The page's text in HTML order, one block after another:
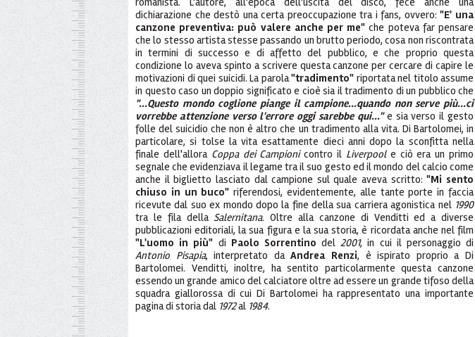
dichiarazione che destò una certa preoccupazione tra i fans, ovvero:"E' una
canzone preventiva: può valere anche per me" che poteva far pensare
che lo stesso artista stesse passando un brutto periodo, cosa non riscontrata
in termini di successo e di affetto del pubblico, e che proprio questa
condizione lo aveva spinto a scrivere questa canzone per cercare di capire le
motivazioni di quei suicidi. La parola"tradimento" riportata nel titolo assume
in questo caso un doppio significato e cioè sia il tradimento di un pubblico che
"...Questo mondo coglione piange il campione...quando non serve più...ci
vorrebbe attenzione verso l'errore oggi sarebbe qui..."e sia verso il gesto
folle del suicidio che non è altro che un tradimento alla vita. Di Bartolomei, in
particolare, si tolse la vita esattamente dieci anni dopo la sconfitta nella
finale dell'allora Coppa dei Campionicontro il Liverpoole ciò era un primo
segnale che evidenziava il legame tra il suo gesto ed il mondo del calcio come
anche il biglietto lasciato dal campione sul quale aveva scritto:"Mi sento
chiuso in un buco" riferendosi, evidentemente, alle tante porte in faccia
ricevute dal suo ex mondo dopo la fine della sua carriera agonistica nel 1990
tra le fila dellaSalernitana. Oltre alla canzone di Venditti ed a diverse
pubblicazioni editoriali, la sua figura e la sua storia, è ricordata anche nel film
"L'uomo in più" di Paolo Sorrentino del2001, in cui il personaggio di
Antonio Pisapia, interpretato daAndrea Renzi, è ispirato proprio a Di
Bartolomei. Venditti, inoltre, ha sentito particolarmente questa canzone
essendo un grande amico del calciatore oltre ad essere un grande tifoso della
squadra giallorossa di cui Di Bartolomei ha rappresentato una importante
pagina di storia dal 1972al 1984.